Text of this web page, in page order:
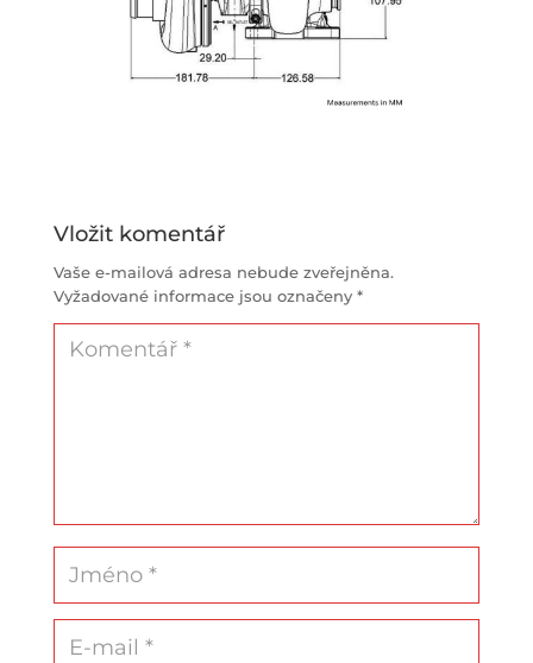
Vložit komentář
Vaše e-mailová adresa nebude zveřejněna.
Vyžadované informace jsou označeny *